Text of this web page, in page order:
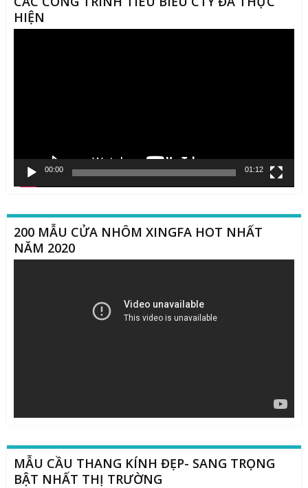
HIỆN
00:00 01:12
200 MẪU CỬA NHÔM XINGFA HOT NHẤT
NĂM 2020
MẪU CẦU THANG KÍNH ĐẸP- SANG TRỌNG
BẬT NHẤT THỊ TRƯỜNG